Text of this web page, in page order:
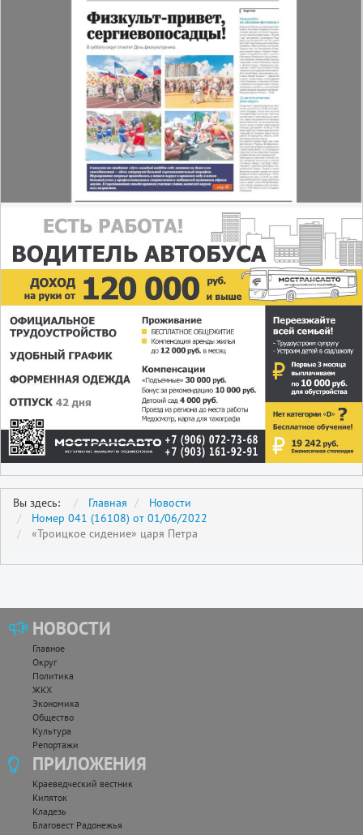
Вы здесь: Главная
Новости
Номер 041 (16108) от 01/06/2022
«Троицкое сидение» царя Петра
НОВОСТИ
Главное
Округ
Политика
ЖКХ
Экономика
Общество
Культура
Репортажи
ПРИЛОЖЕНИЯ
Краеведческий вестник
Кипяток
Кладезь
Благовест Радонежья